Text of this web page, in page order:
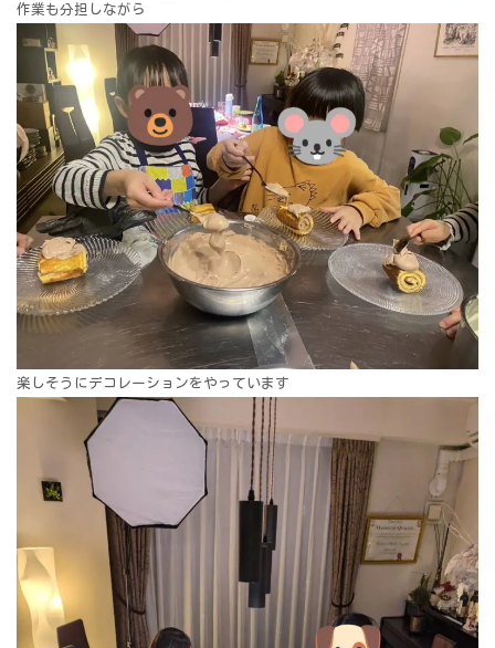
作業も分担しながら
楽しそうにデコレーションをやっています